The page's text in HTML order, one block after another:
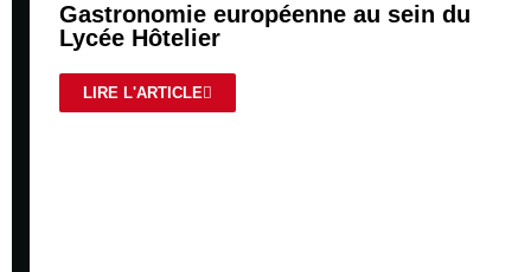
Gastronomie européenne au sein du
Lycée Hôtelier
LIRE L'ARTICLE